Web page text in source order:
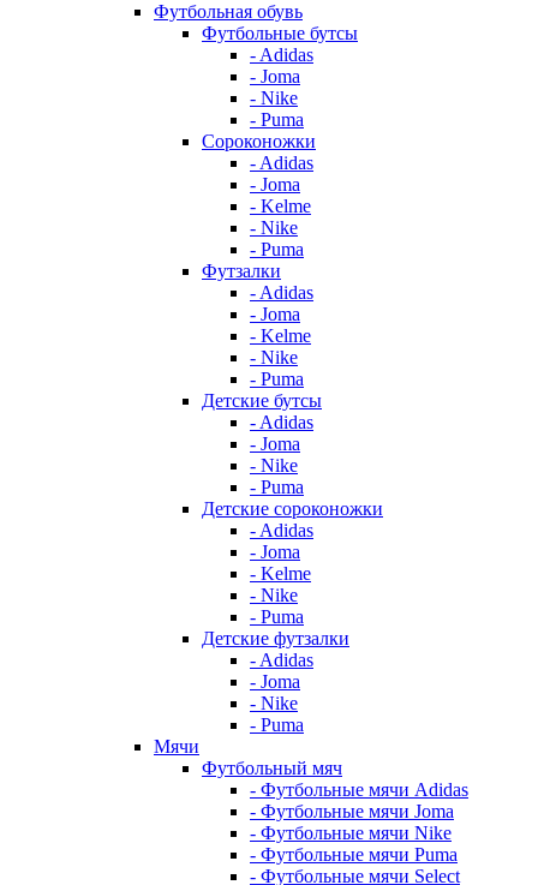
Футбольная обувь
Футбольные бутсы
- Adidas
- Joma
- Nike
- Puma
Сороконожки
- Adidas
- Joma
- Kelme
- Nike
- Puma
Футзалки
- Adidas
- Joma
- Kelme
- Nike
- Puma
Детские бутсы
- Adidas
- Joma
- Nike
- Puma
Детские сороконожки
- Adidas
- Joma
- Kelme
- Nike
- Puma
Детские футзалки
- Adidas
- Joma
- Nike
- Puma
Мячи
Футбольный мяч
- Футбольные мячи Adidas
- Футбольные мячи Joma
- Футбольные мячи Nike
- Футбольные мячи Puma
- Футбольные мячи Select